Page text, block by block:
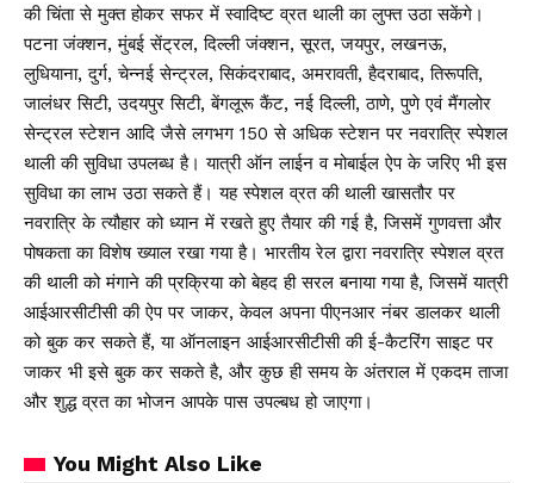
की चिंता से मुक्त होकर सफर में स्वादिष्ट व्रत थाली का लुफ्त उठा सकेंगे।
पटना जंक्शन, मुंबई सेंट्रल, दिल्ली जंक्शन, सूरत, जयपुर, लखनऊ,
लुधियाना, दुर्ग, चेन्नई सेन्ट्रल, सिकंदराबाद, अमरावती, हैदराबाद, तिरूपति,
जालंधर सिटी, उदयपुर सिटी, बेंगलूरू कैंट, नई दिल्ली, ठाणे, पुणे एवं मैंगलोर
सेन्ट्रल स्टेशन आदि जैसे लगभग 150 से अधिक स्टेशन पर नवरात्रि स्पेशल
थाली की सुविधा उपलब्ध है। यात्री ऑन लाईन व मोबाईल ऐप के जरिए भी इस
सुविधा का लाभ उठा सकते हैं। यह स्पेशल व्रत की थाली खासतौर पर
नवरात्रि के त्यौहार को ध्यान में रखते हुए तैयार की गई है, जिसमें गुणवत्ता और
पोषकता का विशेष ख्याल रखा गया है। भारतीय रेल द्वारा नवरात्रि स्पेशल व्रत
की थाली को मंगाने की प्रक्रिया को बेहद ही सरल बनाया गया है, जिसमें यात्री
आईआरसीटीसी की ऐप पर जाकर, केवल अपना पीएनआर नंबर डालकर थाली
को बुक कर सकते हैं, या ऑनलाइन आईआरसीटीसी की ई-कैटरिंग साइट पर
जाकर भी इसे बुक कर सकते है, और कुछ ही समय के अंतराल में एकदम ताजा
और शुद्ध व्रत का भोजन आपके पास उपल्बध हो जाएगा।
You Might Also Like